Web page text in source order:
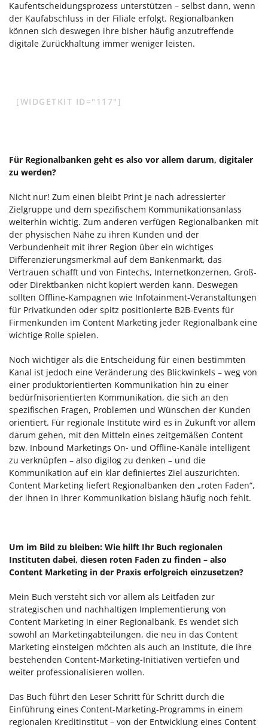
Kaufentscheidungsprozess unterstützen – selbst dann, wenn
der Kaufabschluss in der Filiale erfolgt. Regionalbanken
können sich deswegen ihre bisher häufig anzutreffende
digitale Zurückhaltung immer weniger leisten.
[WIDGETKIT ID="117"]
Für Regionalbanken geht es also vor allem darum, digitaler
zu werden?
Nicht nur! Zum einen bleibt Print je nach adressierter
Zielgruppe und dem spezifischem Kommunikationsanlass
weiterhin wichtig. Zum anderen verfügen Regionalbanken mit
der physischen Nähe zu ihren Kunden und der
Verbundenheit mit ihrer Region über ein wichtiges
Differenzierungsmerkmal auf dem Bankenmarkt, das
Vertrauen schafft und von Fintechs, Internetkonzernen, Groß-
oder Direktbanken nicht kopiert werden kann. Deswegen
sollten Offline-Kampagnen wie Infotainment-Veranstaltungen
für Privatkunden oder spitz positionierte B2B-Events für
Firmenkunden im Content Marketing jeder Regionalbank eine
wichtige Rolle spielen.
Noch wichtiger als die Entscheidung für einen bestimmten
Kanal ist jedoch eine Veränderung des Blickwinkels – weg von
einer produktorientierten Kommunikation hin zu einer
bedürfnisorientierten Kommunikation, die sich an den
spezifischen Fragen, Problemen und Wünschen der Kunden
orientiert. Für regionale Institute wird es in Zukunft vor allem
darum gehen, mit den Mitteln eines zeitgemäßen Content
bzw. Inbound Marketings On- und Offline-Kanäle intelligent
zu verknüpfen – also digilog zu denken – und die
Kommunikation auf ein klar definiertes Ziel auszurichten.
Content Marketing liefert Regionalbanken den „roten Faden“,
der ihnen in ihrer Kommunikation bislang häufig noch fehlt.
Um im Bild zu bleiben: Wie hilft Ihr Buch regionalen
Instituten dabei, diesen roten Faden zu finden – also
Content Marketing in der Praxis erfolgreich einzusetzen?
Mein Buch versteht sich vor allem als Leitfaden zur
strategischen und nachhaltigen Implementierung von
Content Marketing in einer Regionalbank. Es wendet sich
sowohl an Marketingabteilungen, die neu in das Content
Marketing einsteigen möchten als auch an Institute, die ihre
bestehenden Content-Marketing-Initiativen vertiefen und
weiter professionalisieren wollen.
Das Buch führt den Leser Schritt für Schritt durch die
Einführung eines Content-Marketing-Programms in einem
regionalen Kreditinstitut – von der Entwicklung eines Content